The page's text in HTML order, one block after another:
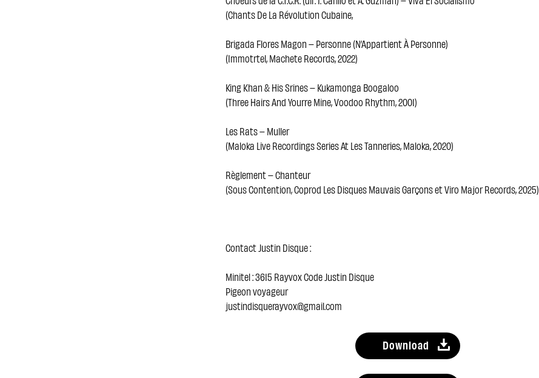
(Chants De La Révolution Cubaine,
Brigada Flores Magon – Personne (N’Appartient À Personne)
(Immotrtel, Machete Records, 2022)
King Khan & His Srines – Kukamonga Boogaloo
(Three Hairs And Yourre Mine, Voodoo Rhythm, 2001)
Les Rats – Muller
(Maloka Live Recordings Series At Les Tanneries, Maloka, 2020)
Règlement – Chanteur
(Sous Contention, Coprod Les Disques Mauvais Garçons et Viro Major Records, 2025)
Contact Justin Disque :
Minitel : 3615 Rayvox Code Justin Disque
Pigeon voyageur
justindisquerayvox@gmail.com
Download